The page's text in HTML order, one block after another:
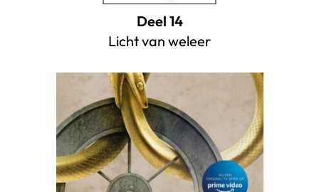
Deel 14
Licht van weleer